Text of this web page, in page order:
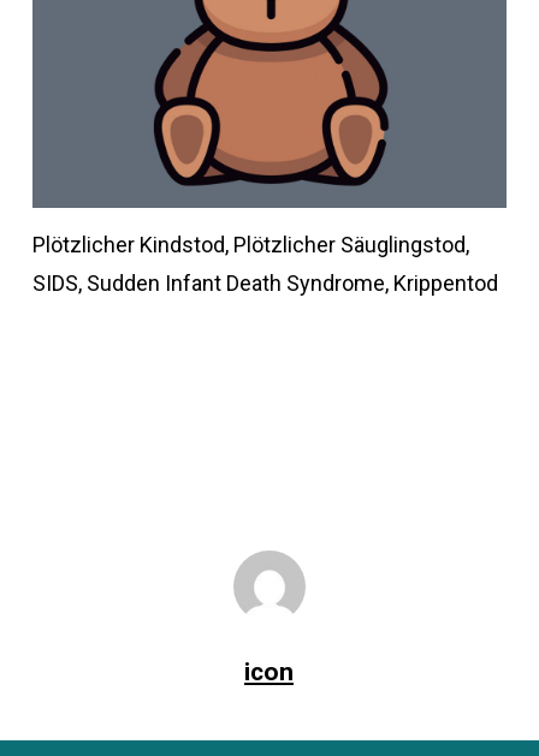
Plötzlicher Kindstod, Plötzlicher Säuglingstod,
SIDS, Sudden Infant Death Syndrome, Krippentod
icon